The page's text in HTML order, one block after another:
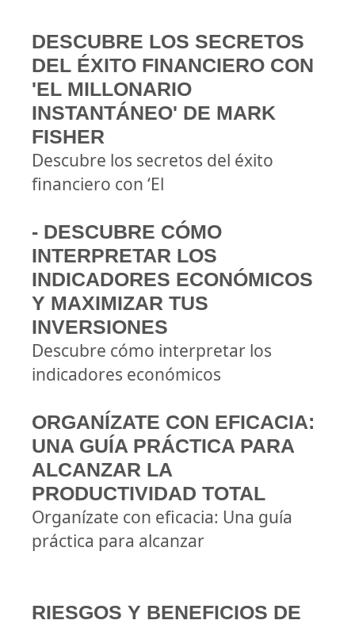
DESCUBRE LOS SECRETOS
DEL ÉXITO FINANCIERO CON
'EL MILLONARIO
INSTANTÁNEO' DE MARK
FISHER
Descubre los secretos del éxito
financiero con ‘El
- DESCUBRE CÓMO
INTERPRETAR LOS
INDICADORES ECONÓMICOS
Y MAXIMIZAR TUS
INVERSIONES
Descubre cómo interpretar los
indicadores económicos
ORGANÍZATE CON EFICACIA:
UNA GUÍA PRÁCTICA PARA
ALCANZAR LA
PRODUCTIVIDAD TOTAL
Organízate con eficacia: Una guía
práctica para alcanzar
RIESGOS Y BENEFICIOS DE